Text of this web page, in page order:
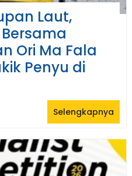
Laut,
Ori Ma Fala
Penyu di
Selengkapnya